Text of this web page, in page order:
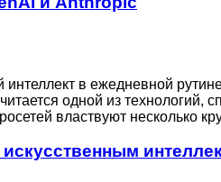
интеллект в ежедневной
одной из
властвуют несколько